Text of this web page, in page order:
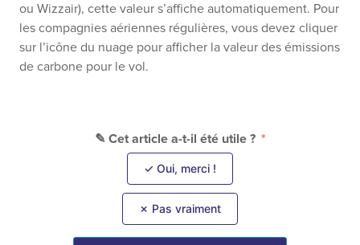
ou Wizzair), cette valeur s’affiche automatiquement. Pour
les compagnies aériennes régulières, vous devez cliquer
sur l’icône du nuage pour afficher la valeur des émissions
de carbone pour le vol.
✎ Cet article a-t-il été utile ?
✓ Oui, merci !
✗ Pas vraiment